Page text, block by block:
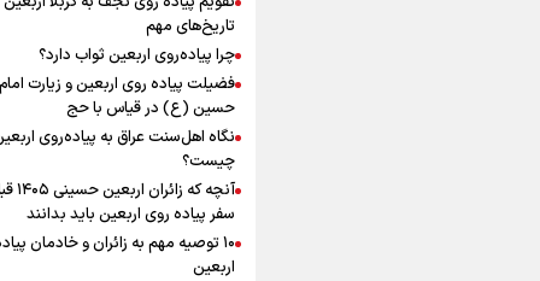
ماندگار شد
افزوده چقدر است؟
اینفوبرنا/ سقف معافیت مالیاتی
حقوق کارکنان دولت و
در بودجه ۱۴۰۵ چقدر است؟
تاریخ‌های مهم
چرا پیاده‌روی اربعین ثواب دارد؟
فضیلت پیاده روی اربعین و زیارت امام
حسین (ع) در قیاس با حج
نگاه اهل‌سنت عراق به پیاده‌روی
چیست؟
آنچه که
سفر پیاده روی اربعین باید بدانند
۱۰ توصیه مهم به زائران و خادمان
اربعین